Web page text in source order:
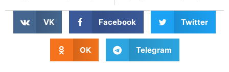
VK Facebook Twitter
OK Telegram